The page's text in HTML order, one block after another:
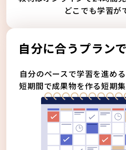
どこでも学習が
自分に合うプラン
自分のペースで学習を進め
短期間で成果物を作る短期